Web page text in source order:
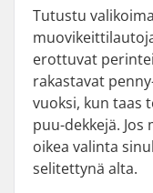
Tutustu
erottuvat
rakastavat
vuoksi, kun taas
puu-dekkejä.
oikea valinta
selitettynä alta.